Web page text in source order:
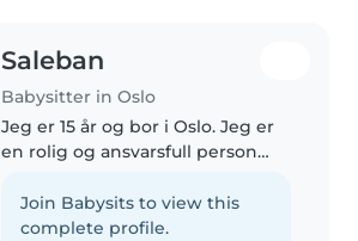
Saleban
Babysitter in Oslo
Jeg er 15 år og bor i Oslo. Jeg er
en rolig og ansvarsfull person
ansvar. Jeg har erfaring med å
være rundt små barn i familien
Join Babysits to view this
complete profile.